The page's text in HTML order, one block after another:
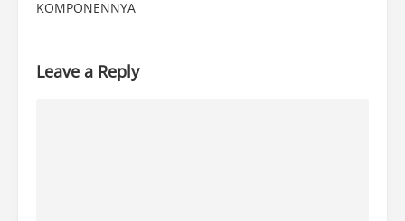
KOMPONENNYA
Leave a Reply